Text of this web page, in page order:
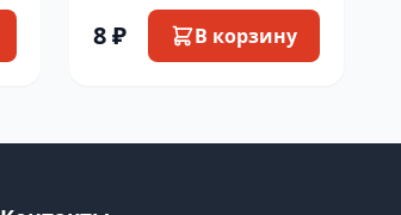
287терракот
8 ₽ В корзину